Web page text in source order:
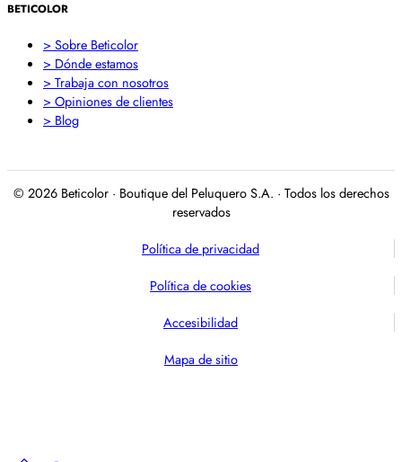
BETICOLOR
> Sobre Beticolor
> Dónde estamos
> Trabaja con nosotros
> Opiniones de clientes
> Blog
© 2026 Beticolor · Boutique del Peluquero S.A. · Todos los derechos
reservados
Política de privacidad
Política de cookies
Accesibilidad
Mapa de sitio